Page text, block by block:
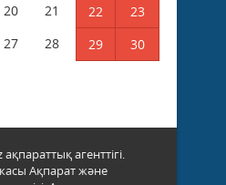
20 21 22
23
27 28 29
30
агенттігі.
Ақпарат және